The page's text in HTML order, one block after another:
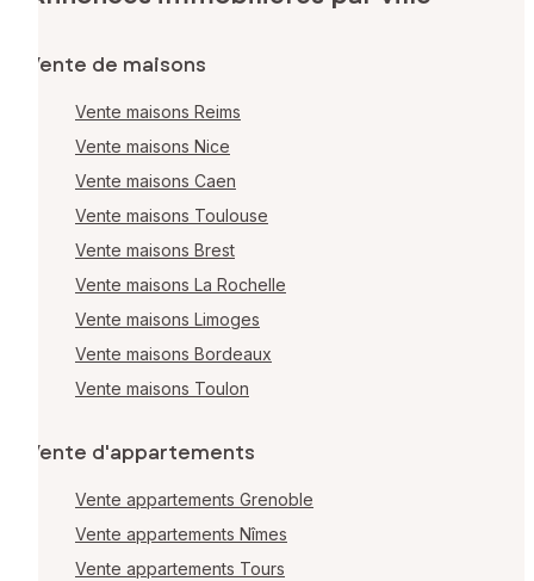
Vente de maisons
Vente maisons Reims
Vente maisons Nice
Vente maisons Caen
Vente maisons Toulouse
Vente maisons Brest
Vente maisons La Rochelle
Vente maisons Limoges
Vente maisons Bordeaux
Vente maisons Toulon
Vente d'appartements
Vente appartements Grenoble
Vente appartements Nîmes
Vente appartements Tours